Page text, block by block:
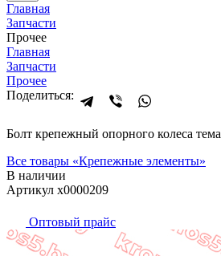
Главная
Запчасти
Прочее
Главная
Запчасти
Прочее
Поделиться:
Болт крепежный опорного колеса тема
Все товары «Крепежные элементы»
В наличии
Артикул x0000209
Оптовый прайс